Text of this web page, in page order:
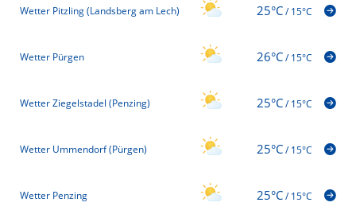
Wetter Pitzling (Landsberg am Lech) 25°C/15°C
Wetter Pürgen 26°C/15°C
Wetter Ziegelstadel (Penzing) 25°C/15°C
Wetter Ummendorf (Pürgen) 25°C/15°C
Wetter Penzing 25°C/15°C